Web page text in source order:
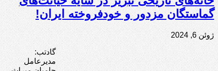
گماستگان مزدور و خودفروخته ایران!
ژوئن 6, 2024
گادتب:
مدیرعامل